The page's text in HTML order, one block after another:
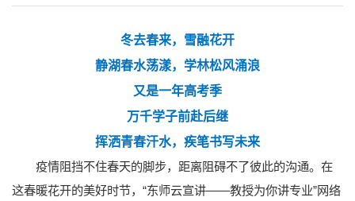
冬去春来，雪融花开
静湖春水荡漾，学林松风涌浪
又是一年高考季
万千学子前赴后继
挥洒青春汗水，疾笔书写未来
疫情阻挡不住春天的脚步，距离阻碍不了彼此的沟通。在
这春暖花开的美好时节，“东师云宣讲——教授为你讲专业”网络